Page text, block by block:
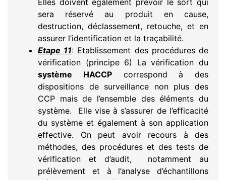
Elles doivent également prévoir le sort qui
sera réservé au produit en cause,
destruction, déclassement, retouche, et en
assurer l’identification et la traçabilité.
Etape 11: Etablissement des procédures de
vérification (principe 6) La vérification du
système HACCPcorrespond à des
dispositions de surveillance non plus des
CCP mais de l’ensemble des éléments du
système. Elle vise à s’assurer de l’efficacité
du système et également à son application
effective. On peut avoir recours à des
méthodes, des procédures et des tests de
vérification et d’audit, notamment au
prélèvement et à l’analyse d’échantillons